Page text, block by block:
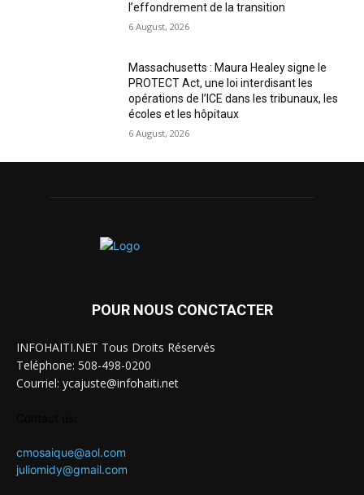
l’effondrement de la transition
6 August, 2026
Massachusetts : Maura Healey signe le
PROTECT Act, une loi interdisant les
opérations de l’ICE dans les tribunaux, les
écoles et les hôpitaux
6 August, 2026
POUR NOUS CONCTACTER
INFOHAITI.NET Tous Droits Réservés
Teléphone: 508-498-0200
Courriel: ycajuste@infohaiti.net
cmosaique@aol.com
juliomidy@gmail.com